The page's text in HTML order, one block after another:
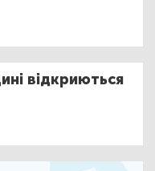
відкриються